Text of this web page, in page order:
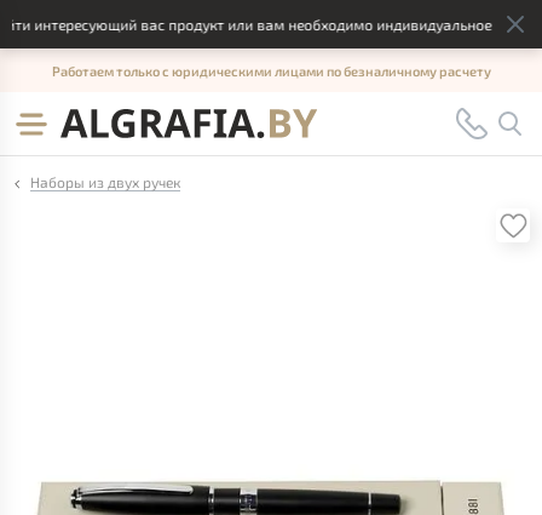
интересующий вас продукт или вам необходимо индивидуальное
Работаем только с юридическими лицами по безналичному расчету
Наборы из двух ручек